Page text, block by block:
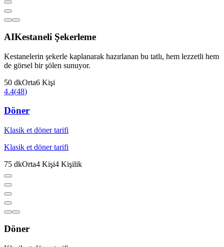
AIKestaneli Şekerleme
Kestanelerin şekerle kaplanarak hazırlanan bu tatlı, hem lezzetli hem
de görsel bir şölen sunuyor.
50 dkOrta6 Kişi
4.4(48)
Döner
Klasik et döner tarifi
Klasik et döner tarifi
75 dkOrta4 Kişi4 Kişilik
Döner